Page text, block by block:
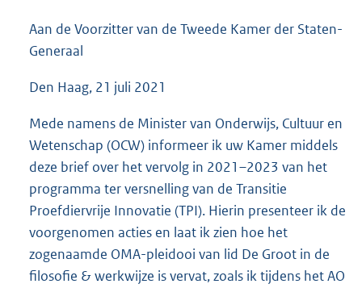
b
Aan de Voorzitter van de Tweede Kamer der Staten-
Generaal
Den Haag, 21 juli 2021
Mede namens de Minister van Onderwijs, Cultuur en
Wetenschap (OCW) informeer ik uw Kamer middels
deze brief over het vervolg in 2021–2023 van het
programma ter versnelling van de Transitie
Proefdiervrije Innovatie (TPI). Hierin presenteer ik de
voorgenomen acties en laat ik zien hoe het
zogenaamde OMA-pleidooi van lid De Groot in de
filosofie & werkwijze is vervat, zoals ik tijdens het AO